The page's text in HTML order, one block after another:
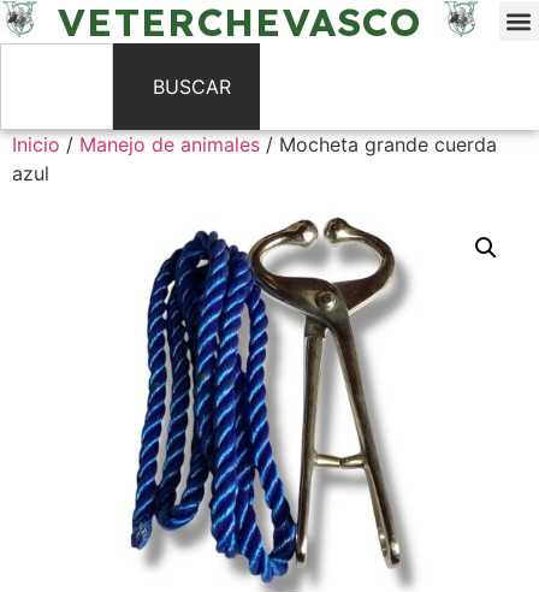
VETERCHEVASCO
BUSCAR
Inicio/Manejo de animales/ Mocheta grande cuerda
azul